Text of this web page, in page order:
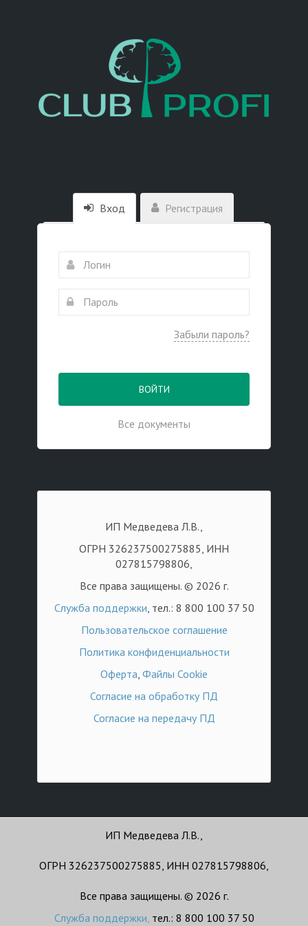
Вход Регистрация
Забыли пароль?
ВОЙТИ
Все документы
ИП Медведева Л.В.,
ОГРН 326237500275885, ИНН
027815798806,
Все права защищены. © 2026 г.
Служба поддержки, тел.: 8 800 100 37 50
Пользовательское соглашение
Политика конфиденциальности
Оферта, Файлы Cookie
Согласие на обработку ПД
Согласие на передачу ПД
ИП Медведева Л.В.,
ОГРН 326237500275885, ИНН 027815798806,
Все права защищены. © 2026 г.
Служба поддержки, тел.: 8 800 100 37 50